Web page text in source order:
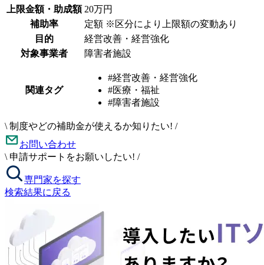
上限金額・助成額 20万円
補助率
定額 ※区分により上限額の変動あり
目的
経営改善・経営強化
対象事業者
障害者施設
関連タグ
#経営改善・経営強化
#医療・福祉
#障害者施設
\ 制度やどの補助金が使えるか知りたい! /
お問い合わせ
\ 申請サポートをお願いしたい! /
専門家を探す
検索結果に戻る